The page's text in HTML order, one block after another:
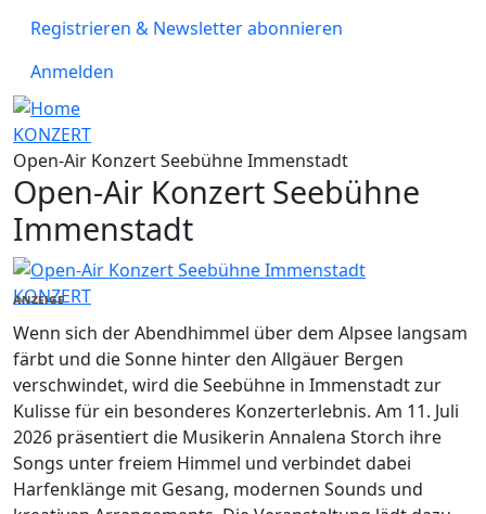
Registrieren & Newsletter abonnieren
Anmelden
KONZERT
Open-Air Konzert Seebühne Immenstadt
Open-Air Konzert Seebühne
Immenstadt
KONZERT
ANZEIGE
Wenn sich der Abendhimmel über dem Alpsee langsam
färbt und die Sonne hinter den Allgäuer Bergen
verschwindet, wird die Seebühne in Immenstadt zur
Kulisse für ein besonderes Konzerterlebnis. Am 11. Juli
2026 präsentiert die Musikerin Annalena Storch ihre
Songs unter freiem Himmel und verbindet dabei
Harfenklänge mit Gesang, modernen Sounds und